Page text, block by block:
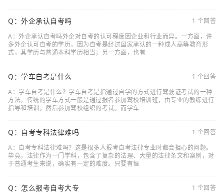
Q：外企承认自考吗
1 个回答
A：外企承认自考吗外企对自考的认可程度因企业和行业而异。一方面，许
多外企认可自考的学历，因为自考是经过国家承认的一种成人高等教育形
式，其学历与普通本科学历相当；另一方面，也有
Q：学车自考是什么
1 个回答
A：学车自考是什么？学车自考是指通过自学的方式进行驾驶证考试的一种
方法。传统的学车方式一般是通过报名参加驾校培训班，由专业的教练进行
指导和培训，然后参加驾校组织的考试。而学车
Q：自考专科法律难吗
1 个回答
A：自考专科法律难吗？这是很多人报考自考法律专业时都会担心的问题。
毕竟，法律作为一门学科，包含了复杂的法理、大量的法律条文和案例，对
于普通考生来说，确实有一定的难度。只要有恒
Q：怎么报考自考大专
1 个回答